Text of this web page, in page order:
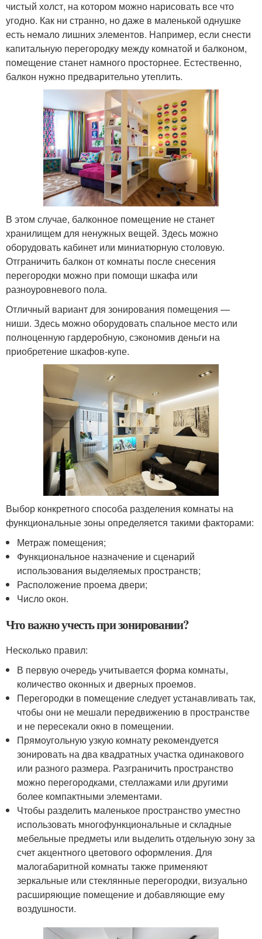
чистый холст, на котором можно нарисовать все что
угодно. Как ни странно, но даже в маленькой однушке
есть немало лишних элементов. Например, если снести
капитальную перегородку между комнатой и балконом,
помещение станет намного просторнее. Естественно,
балкон нужно предварительно утеплить.
В этом случае, балконное помещение не станет
хранилищем для ненужных вещей. Здесь можно
оборудовать кабинет или миниатюрную столовую.
Отграничить балкон от комнаты после снесения
перегородки можно при помощи шкафа или
разноуровневого пола.
Отличный вариант для зонирования помещения —
ниши. Здесь можно оборудовать спальное место или
полноценную гардеробную, сэкономив деньги на
приобретение шкафов-купе.
Выбор конкретного способа разделения комнаты на
функциональные зоны определяется такими факторами:
Метраж помещения;
Функциональное назначение и сценарий
использования выделяемых пространств;
Расположение проема двери;
Число окон.
Что важно учесть при зонировании?
Несколько правил:
В первую очередь учитывается форма комнаты,
количество оконных и дверных проемов.
Перегородки в помещение следует устанавливать так,
чтобы они не мешали передвижению в пространстве
и не пересекали окно в помещении.
Прямоугольную узкую комнату рекомендуется
зонировать на два квадратных участка одинакового
или разного размера. Разграничить пространство
можно перегородками, стеллажами или другими
более компактными элементами.
Чтобы разделить маленькое пространство уместно
использовать многофункциональные и складные
мебельные предметы или выделить отдельную зону за
счет акцентного цветового оформления. Для
малогабаритной комнаты также применяют
зеркальные или стеклянные перегородки, визуально
расширяющие помещение и добавляющие ему
воздушности.